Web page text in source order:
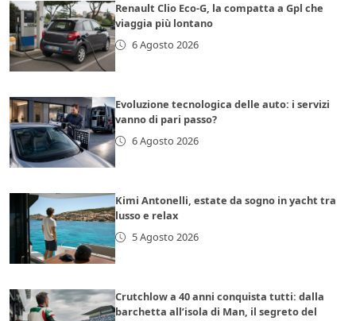
Renault Clio Eco-G, la compatta a Gpl che
viaggia più lontano
6 Agosto 2026
Evoluzione tecnologica delle auto: i servizi
vanno di pari passo?
6 Agosto 2026
Kimi Antonelli, estate da sogno in yacht tra
lusso e relax
5 Agosto 2026
Crutchlow a 40 anni conquista tutti: dalla
barchetta all’isola di Man, il segreto del